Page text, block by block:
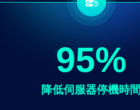
95%
降低伺服器停機時間